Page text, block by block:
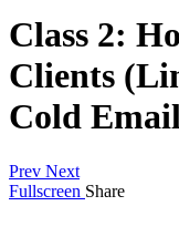
Class 2:
Clients
Cold
Prev Next
Fullscreen Share